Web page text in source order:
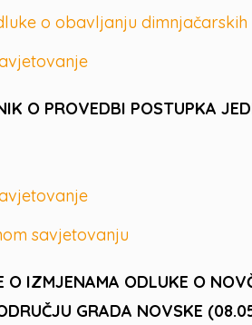
o obavljanju
O PROVEDBI POSTUPKA
savjetovanju
O IZMJENAMA ODLUKE O
GRADA NOVSKE